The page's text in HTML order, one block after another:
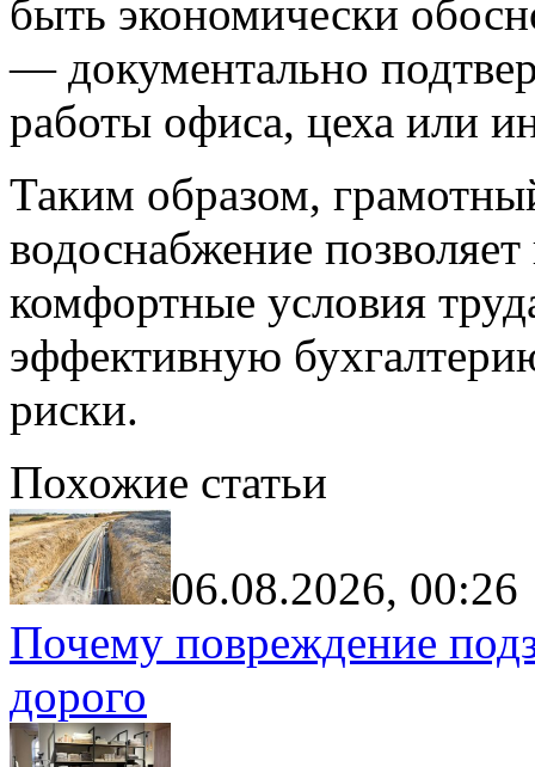
быть экономически
— документально
работы офиса, цеха или
Таким образом,
водоснабжение
комфортные условия
эффективную
риски.
Похожие статьи
06.08.2026, 00:26
Почему повреждение
дорого